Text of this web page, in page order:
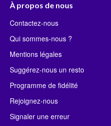
À propos de nous
Contactez-nous
Qui sommes-nous ?
Mentions légales
Suggérez-nous un resto
Programme de fidélité
Rejoignez-nous
Signaler une erreur